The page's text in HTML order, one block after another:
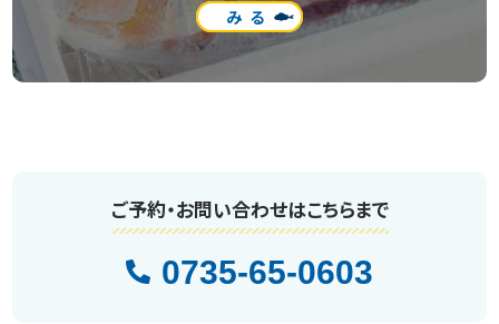
みる
ご予約・お問い合わせはこちらまで
0735-65-0603